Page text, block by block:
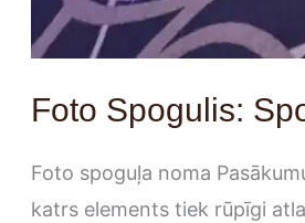
Foto Spogulis:
Foto spoguļa noma
katrs elements tiek rūpīgi